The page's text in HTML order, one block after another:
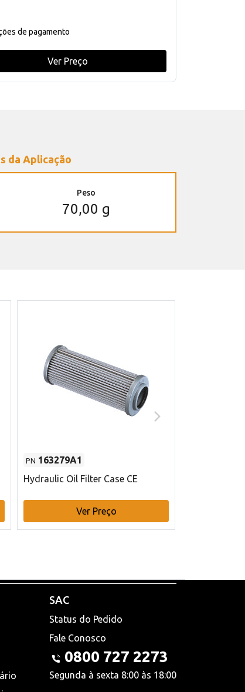
de pagamento
Ver Preço
da Aplicação
Peso
70,00 g
PN 163279A1
Hydraulic Oil Filter Case CE
Ver Preço
SAC
Status do Pedido
Fale Conosco
0800 727 2273
Segunda à sexta 8:00 às 18:00